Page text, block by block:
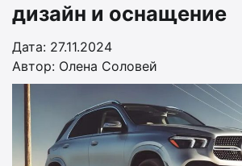
дизайн и оснащение
Дата: 27.11.2024
Автор: Олена Соловей